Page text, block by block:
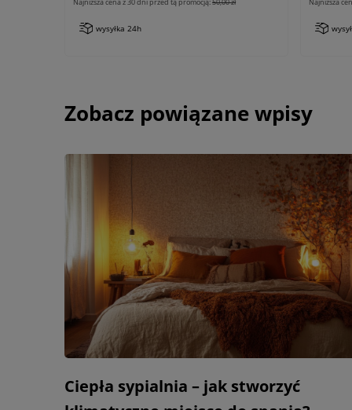
Najniższa cena z 30 dni przed tą promocją:50,00 zł
wysyłka 24h
Najniższa
Zobacz powiązane wpisy
Ciepła sypialnia – jak stworzyć